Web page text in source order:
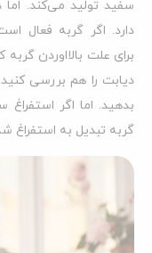
سفید تولید می‌کند.
دارد. اگر گربه فعال
برای علت بالااوردن
دیابت را هم بررسی
بدهید. اما اگر
گربه تبدیل به استفراغ